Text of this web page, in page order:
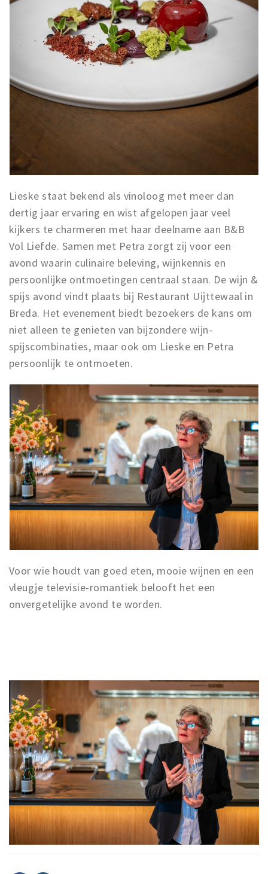
Lieske staat bekend als vinoloog met meer dan
dertig jaar ervaring en wist afgelopen jaar veel
kijkers te charmeren met haar deelname aan B&B
Vol Liefde. Samen met Petra zorgt zij voor een
avond waarin culinaire beleving, wijnkennis en
persoonlijke ontmoetingen centraal staan. De wijn &
spijs avond vindt plaats bij Restaurant Uijttewaal in
Breda. Het evenement biedt bezoekers de kans om
niet alleen te genieten van bijzondere wijn-
spijscombinaties, maar ook om Lieske en Petra
persoonlijk te ontmoeten.
Voor wie houdt van goed eten, mooie wijnen en een
vleugje televisie-romantiek belooft het een
onvergetelijke avond te worden.